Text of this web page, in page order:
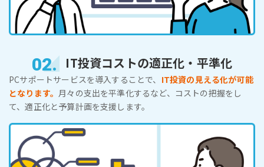
02. IT投資コストの適正化・平準化
PCサポートサービスを導入することで、 IT投資の見える化が可能
となります。 月々の支出を平準化するなど、コストの把握をし
て、適正化と予算計画を支援します。